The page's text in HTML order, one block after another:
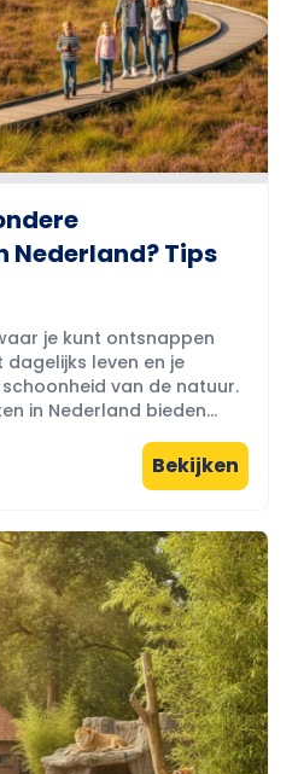
Nederland? Tips
je kunt ontsnappen
leven en je
van de natuur.
in Nederland bieden...
Bekijken